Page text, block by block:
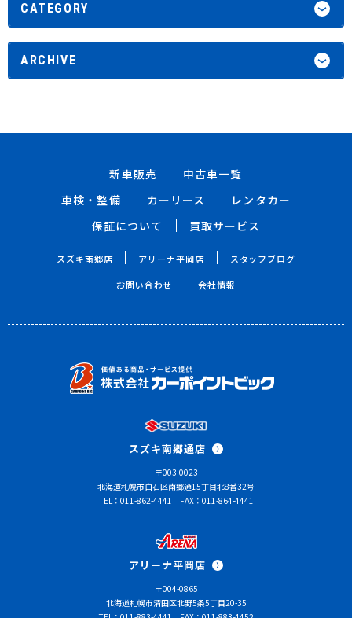
CATEGORY
ARCHIVE
新車販売
中古車一覧
車検・整備
カーリース
レンタカー
保証について
買取サービス
スズキ南郷店 アリーナ平岡店 スタッフブログ
お問い合わせ 会社情報
スズキ南郷通店
〒003-0023
北海道札幌市白石区南郷通15丁目北8番32号
TEL：011-862-4441
FAX：011-864-4441
アリーナ平岡店
〒004-0865
北海道札幌市清田区北野5条5丁目20-35